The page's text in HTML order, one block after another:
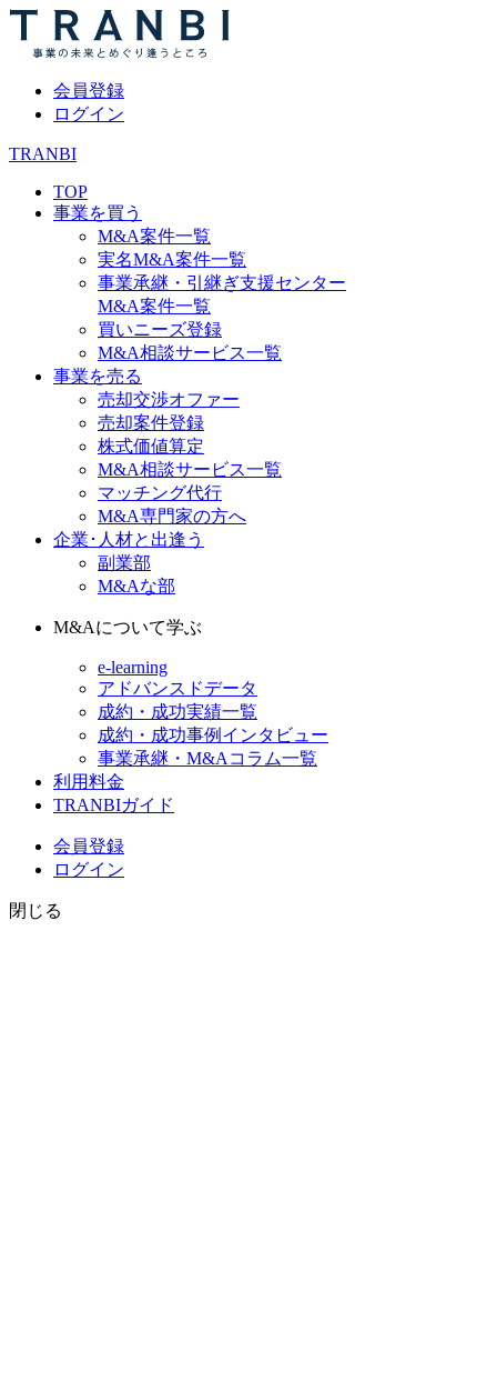
会員登録
ログイン
TRANBI
TOP
事業を買う
M&A案件一覧
実名M&A案件一覧
事業承継・引継ぎ支援センター
M&A案件一覧
買いニーズ登録
M&A相談サービス一覧
事業を売る
売却交渉オファー
売却案件登録
株式価値算定
M&A相談サービス一覧
マッチング代行
M&A専門家の方へ
企業･人材と出逢う
副業部
M&Aな部
M&Aについて学ぶ
e-learning
アドバンスドデータ
成約・成功実績一覧
成約・成功事例インタビュー
事業承継・M&Aコラム一覧
利用料金
TRANBIガイド
会員登録
ログイン
閉じる